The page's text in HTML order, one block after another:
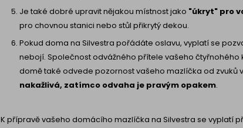
Je také dobré upravit nějakou místnost jako "úkryt" pro
pro chovnou stanici nebo stůl přikrytý dekou.
Pokud doma na Silvestra pořádáte oslavu, vyplatí se
nebojí. Společnost odvážného přítele vašeho čtyřnohého
domě také odvede pozornost vašeho mazlíčka od zvuků
nakažlivá, zatímco odvaha je pravým opakem.
K přípravě vašeho domácího mazlíčka na Silvestra se vyplatí